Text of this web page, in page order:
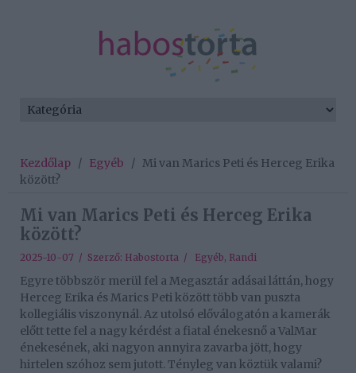
Kezdőlap / Egyéb / Mi van Marics Peti és Herceg Erika
között?
Mi van Marics Peti és Herceg Erika
között?
2025-10-07 / Szerző: Habostorta / Egyéb, Randi
Egyre többször merül fel a Megasztár adásai láttán, hogy
Herceg Erika és Marics Peti között több van puszta
kollegiális viszonynál. Az utolsó előválogatón a kamerák
előtt tette fel a nagy kérdést a fiatal énekesnő a ValMar
énekesének, aki nagyon annyira zavarba jött, hogy
hirtelen szóhoz sem jutott. Tényleg van köztük valami?